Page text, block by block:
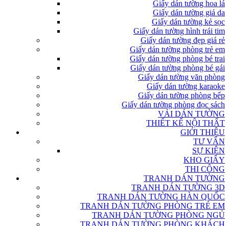
Giấy dán tường hoa lá
Giấy dán tường giả da
Giấy dán tường kẻ sọc
Giấy dán tường hình trái tim
Giấy dán tường đẹp giá rẻ
Giấy dán tường phòng trẻ em
Giấy dán tường phòng bé trai
Giấy dán tường phòng bé gái
Giấy dán tường văn phòng
Giấy dán tường karaoke
Giấy dán tường phòng bếp
Giấy dán tường phòng đọc sách
VẢI DÁN TƯỜNG
THIẾT KẾ NỘI THẤT
GIỚI THIỆU
TƯ VẤN
SỰ KIỆN
KHO GIẤY
THI CÔNG
TRANH DÁN TƯỜNG
TRANH DÁN TƯỜNG 3D
TRANH DÁN TƯỜNG HÀN QUỐC
TRANH DÁN TƯỜNG PHÒNG TRẺ EM
TRANH DÁN TƯỜNG PHÒNG NGỦ
TRANH DÁN TƯỜNG PHÒNG KHÁCH